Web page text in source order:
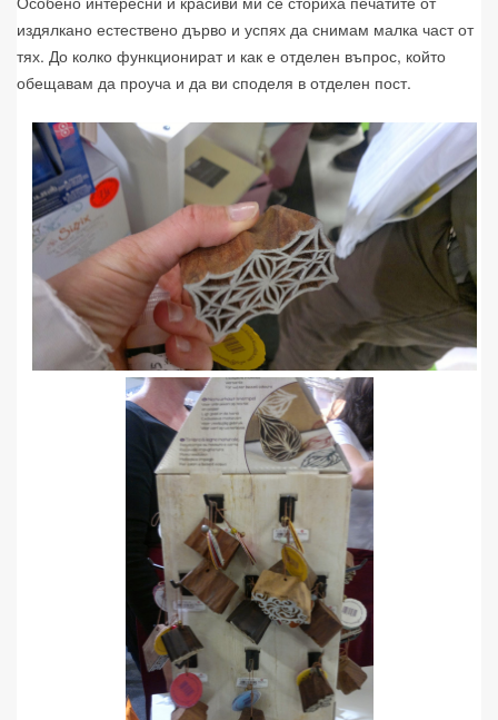
издялкано естествено дърво и успях да снимам малка част от
тях. До колко функционират и как е отделен въпрос, който
обещавам да проуча и да ви споделя в отделен пост.